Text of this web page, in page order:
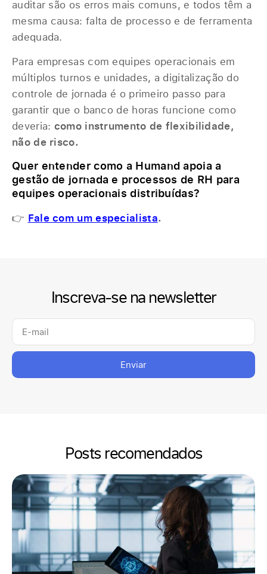
auditar são os erros mais comuns, e todos têm a
mesma causa: falta de processo e de ferramenta
adequada.
Para empresas com equipes operacionais em
múltiplos turnos e unidades, a digitalização do
controle de jornada é o primeiro passo para
garantir que o banco de horas funcione como
deveria: como instrumento de flexibilidade,
não de risco.
Quer entender como a Humand apoia a
gestão de jornada e processos de RH para
equipes operacionais distribuídas?
👉 Fale com um especialista.
Inscreva-se na newsletter
Enviar
Posts recomendados